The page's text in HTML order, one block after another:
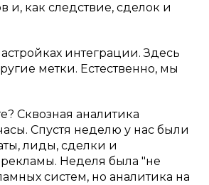
и, как следствие, сделок и
интеграции. Здесь
метки. Естественно, мы
Сквозная аналитика
Спустя неделю у нас были
лиды, сделки и
Неделя была "не
систем, но аналитика на